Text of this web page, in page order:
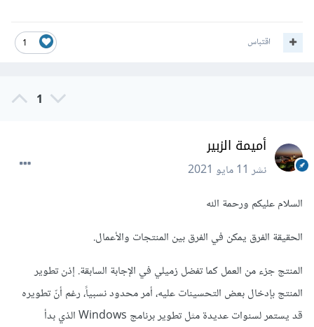
1 اقتباس
1
أميمة الزبير
نشر11 مايو 2021
السلام عليكم ورحمة الله
الحقيقة الفرق يمكن في الفرق بين المنتجات والأعمال.
المنتج جزء من العمل كما تفضل زميلي في الإجابة السابقة. إذن تطوير
المنتج بإدخال بعض التحسينات عليه، أمر محدود نسبياً، رغم أنّ تطويره
قد يستمر لسنوات عديدة مثل تطوير برنامج Windows الذي بدأ